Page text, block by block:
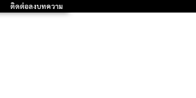
ติดต่อลงบทความ